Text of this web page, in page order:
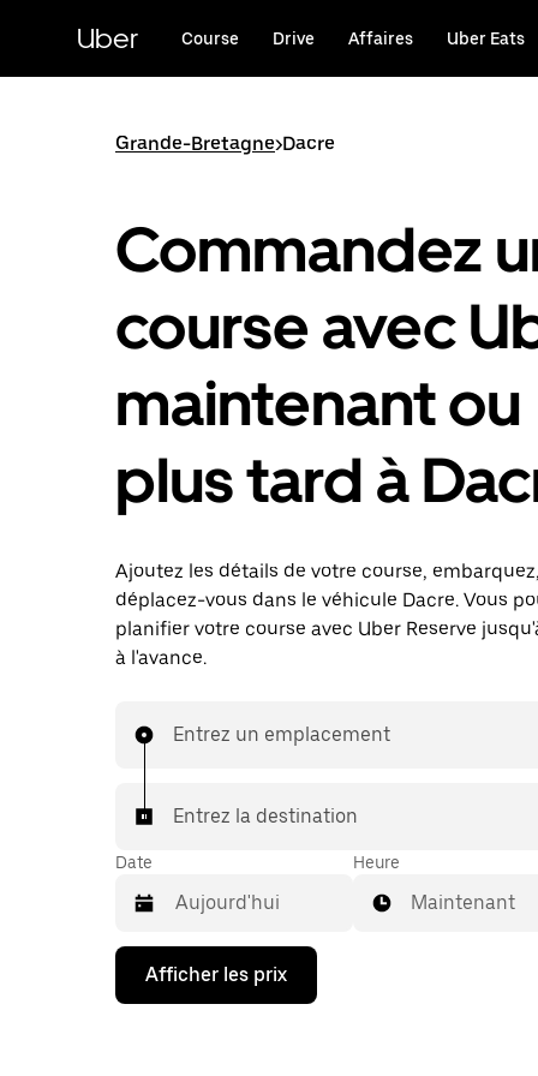
principal
Uber Course Drive Affaires Uber Eats
Grande-Bretagne>Dacre
Commandez
course avec
maintenant ou
plus tard à
Ajoutez les détails de votre course,
déplacez-vous dans le véhicule Dacre. Vous
planifier votre course avec Uber Reserve
à l'avance.
Entrez un emplacement
Entrez la destination
Date
Appuyez
la
Heure
Maintenant
Afficher les prix